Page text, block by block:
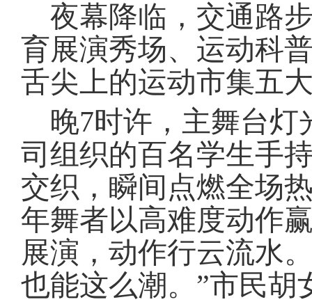
夜幕降临，交通路
育展演秀场、运动科
舌尖上的运动市集五
晚7时许，主舞台
司组织的百名学生手
交织，瞬间点燃全场
年舞者以高难度动作
展演，动作行云流水
也能这么潮。”市民胡